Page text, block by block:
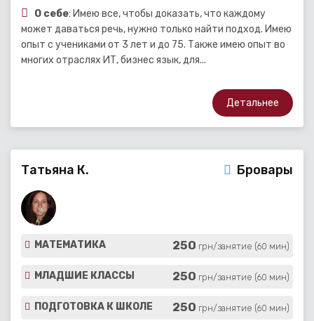
О себе: Имею все, чтобы доказать, что каждому
может даваться речь, нужно только найти подход. Имею
опыт с учениками от 3 лет и до 75. Также имею опыт во
многих отраслях ИТ, бизнес язык, для...
Детальнее
Татьяна К. Бровары
МАТЕМАТИКА 250 грн/занятие (60 мин)
МЛАДШИЕ КЛАССЫ 250 грн/занятие (60 мин)
ПОДГОТОВКА К ШКОЛЕ 250 грн/занятие (60 мин)